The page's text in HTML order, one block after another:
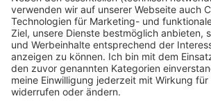
Animationen stoppen
Einstellungen zurücksetzen